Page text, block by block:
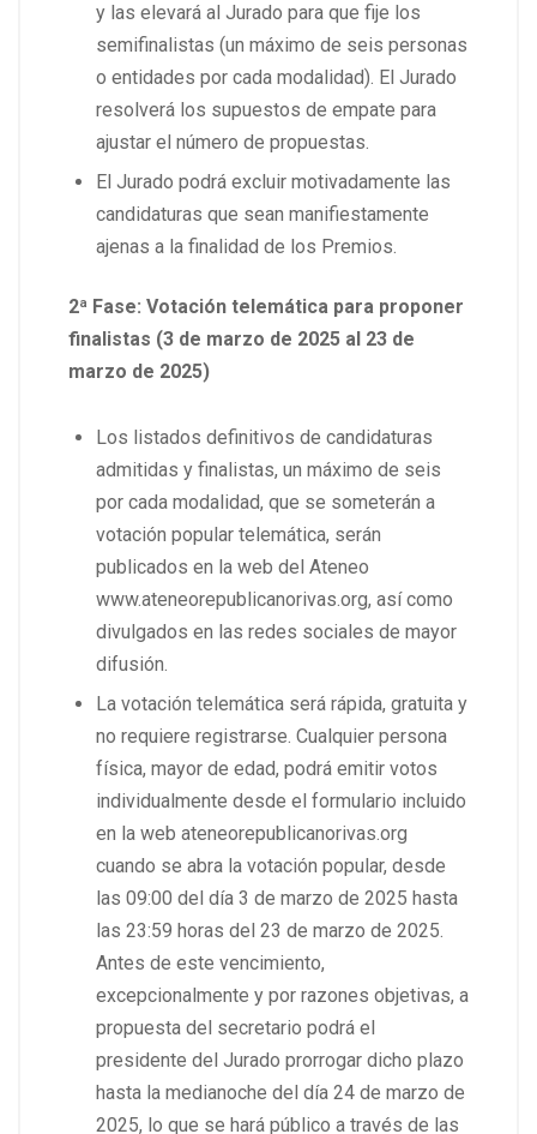
y las elevará al Jurado para que fije los
semifinalistas (un máximo de seis personas
o entidades por cada modalidad). El Jurado
resolverá los supuestos de empate para
ajustar el número de propuestas.
El Jurado podrá excluir motivadamente las
candidaturas que sean manifiestamente
ajenas a la finalidad de los Premios.
2ª Fase: Votación telemática para proponer
finalistas (3 de marzo de 2025 al 23 de
marzo de 2025)
Los listados definitivos de candidaturas
admitidas y finalistas, un máximo de seis
por cada modalidad, que se someterán a
votación popular telemática, serán
publicados en la web del Ateneo
www.ateneorepublicanorivas.org, así como
divulgados en las redes sociales de mayor
difusión.
La votación telemática será rápida, gratuita y
no requiere registrarse. Cualquier persona
física, mayor de edad, podrá emitir votos
individualmente desde el formulario incluido
en la web ateneorepublicanorivas.org
cuando se abra la votación popular, desde
las 09:00 del día 3 de marzo de 2025 hasta
las 23:59 horas del 23 de marzo de 2025.
Antes de este vencimiento,
excepcionalmente y por razones objetivas, a
propuesta del secretario podrá el
presidente del Jurado prorrogar dicho plazo
hasta la medianoche del día 24 de marzo de
2025, lo que se hará público a través de las